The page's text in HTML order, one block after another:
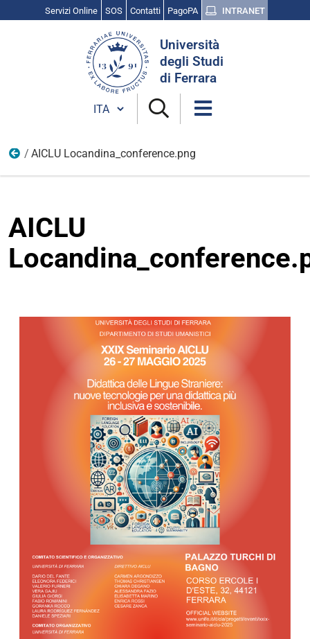
Servizi Online SOS Contatti PagoPA INTRANET
Università
degli Studi
di Ferrara
Cambia lingua
Seminari ed eventi
AICLU Locandina_conference.png
AICLU